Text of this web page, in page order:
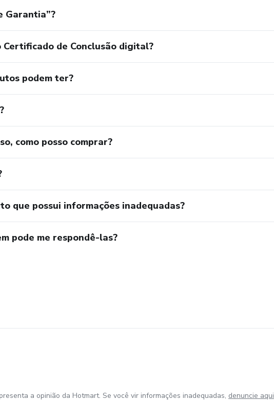
Garantia”?
Certificado de Conclusão digital?
podem ter?
como posso comprar?
que possui informações inadequadas?
pode me respondê-las?
a opinião da Hotmart. Se você vir informações inadequadas, denuncie aqui